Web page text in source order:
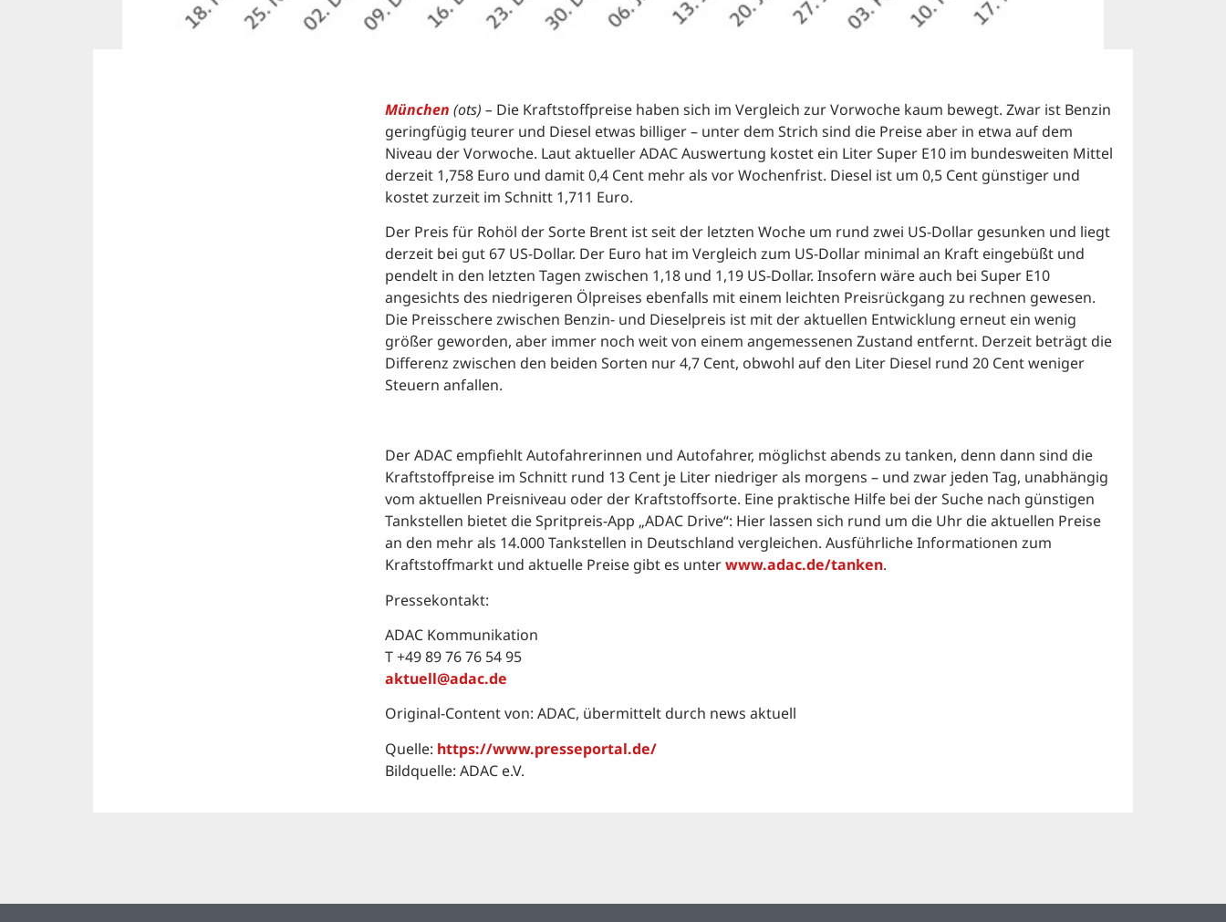
München (ots) – Die Kraftstoffpreise haben sich im Vergleich zur Vorwoche kaum bewegt. Zwar ist Benzin
geringfügig teurer und Diesel etwas billiger – unter dem Strich sind die Preise aber in etwa auf dem
Niveau der Vorwoche. Laut aktueller ADAC Auswertung kostet ein Liter Super E10 im bundesweiten Mittel
derzeit 1,758 Euro und damit 0,4 Cent mehr als vor Wochenfrist. Diesel ist um 0,5 Cent günstiger und
kostet zurzeit im Schnitt 1,711 Euro.
Der Preis für Rohöl der Sorte Brent ist seit der letzten Woche um rund zwei US-Dollar gesunken und liegt
derzeit bei gut 67 US-Dollar. Der Euro hat im Vergleich zum US-Dollar minimal an Kraft eingebüßt und
pendelt in den letzten Tagen zwischen 1,18 und 1,19 US-Dollar. Insofern wäre auch bei Super E10
angesichts des niedrigeren Ölpreises ebenfalls mit einem leichten Preisrückgang zu rechnen gewesen.
Die Preisschere zwischen Benzin- und Dieselpreis ist mit der aktuellen Entwicklung erneut ein wenig
größer geworden, aber immer noch weit von einem angemessenen Zustand entfernt. Derzeit beträgt die
Differenz zwischen den beiden Sorten nur 4,7 Cent, obwohl auf den Liter Diesel rund 20 Cent weniger
Steuern anfallen.
Der ADAC empfiehlt Autofahrerinnen und Autofahrer, möglichst abends zu tanken, denn dann sind die
Kraftstoffpreise im Schnitt rund 13 Cent je Liter niedriger als morgens – und zwar jeden Tag, unabhängig
vom aktuellen Preisniveau oder der Kraftstoffsorte. Eine praktische Hilfe bei der Suche nach günstigen
Tankstellen bietet die Spritpreis-App „ADAC Drive“: Hier lassen sich rund um die Uhr die aktuellen Preise
an den mehr als 14.000 Tankstellen in Deutschland vergleichen. Ausführliche Informationen zum
Kraftstoffmarkt und aktuelle Preise gibt es unterwww.adac.de/tanken.
Pressekontakt:
ADAC Kommunikation
T +49 89 76 76 54 95
aktuell@adac.de
Original-Content von: ADAC, übermittelt durch news aktuell
Quelle: https://www.presseportal.de/
Bildquelle: ADAC e.V.